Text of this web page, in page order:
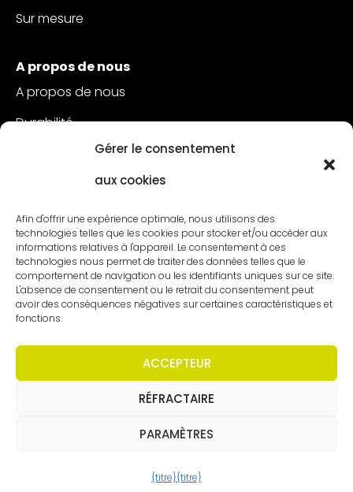
Gérer le consentement
aux cookies
Afin d'offrir une expérience optimale, nous utilisons des
technologies telles que les cookies pour stocker et/ou accéder aux
informations relatives à l'appareil. Le consentement à ces
technologies nous permet de traiter des données telles que le
comportement de navigation ou les identifiants uniques sur ce site.
L'absence de consentement ou le retrait du consentement peut
avoir des conséquences négatives sur certaines caractéristiques et
fonctions.
ACCEPTEUR
RÉFRACTAIRE
PARAMÈTRES
{titre}{titre}
Sur mesure
A propos de nous
A propos de nous
Durabilité
Service à la clientèle
Postes vacants
Contact
Copyright - Worldmeetings |
confidentialité